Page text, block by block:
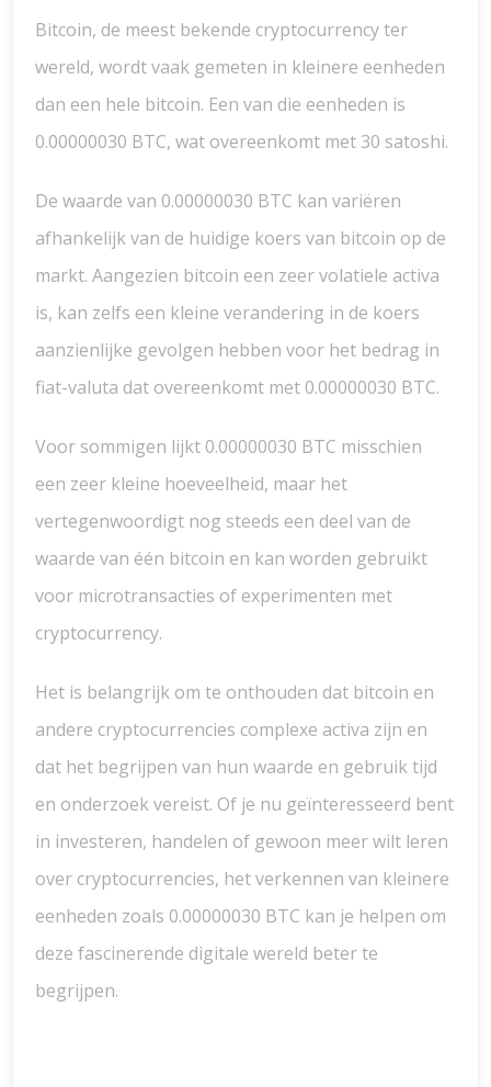
Bitcoin, de meest bekende cryptocurrency ter
wereld, wordt vaak gemeten in kleinere eenheden
dan een hele bitcoin. Een van die eenheden is
0.00000030 BTC, wat overeenkomt met 30 satoshi.
De waarde van 0.00000030 BTC kan variëren
afhankelijk van de huidige koers van bitcoin op de
markt. Aangezien bitcoin een zeer volatiele activa
is, kan zelfs een kleine verandering in de koers
aanzienlijke gevolgen hebben voor het bedrag in
fiat-valuta dat overeenkomt met 0.00000030 BTC.
Voor sommigen lijkt 0.00000030 BTC misschien
een zeer kleine hoeveelheid, maar het
vertegenwoordigt nog steeds een deel van de
waarde van één bitcoin en kan worden gebruikt
voor microtransacties of experimenten met
cryptocurrency.
Het is belangrijk om te onthouden dat bitcoin en
andere cryptocurrencies complexe activa zijn en
dat het begrijpen van hun waarde en gebruik tijd
en onderzoek vereist. Of je nu geïnteresseerd bent
in investeren, handelen of gewoon meer wilt leren
over cryptocurrencies, het verkennen van kleinere
eenheden zoals 0.00000030 BTC kan je helpen om
deze fascinerende digitale wereld beter te
begrijpen.